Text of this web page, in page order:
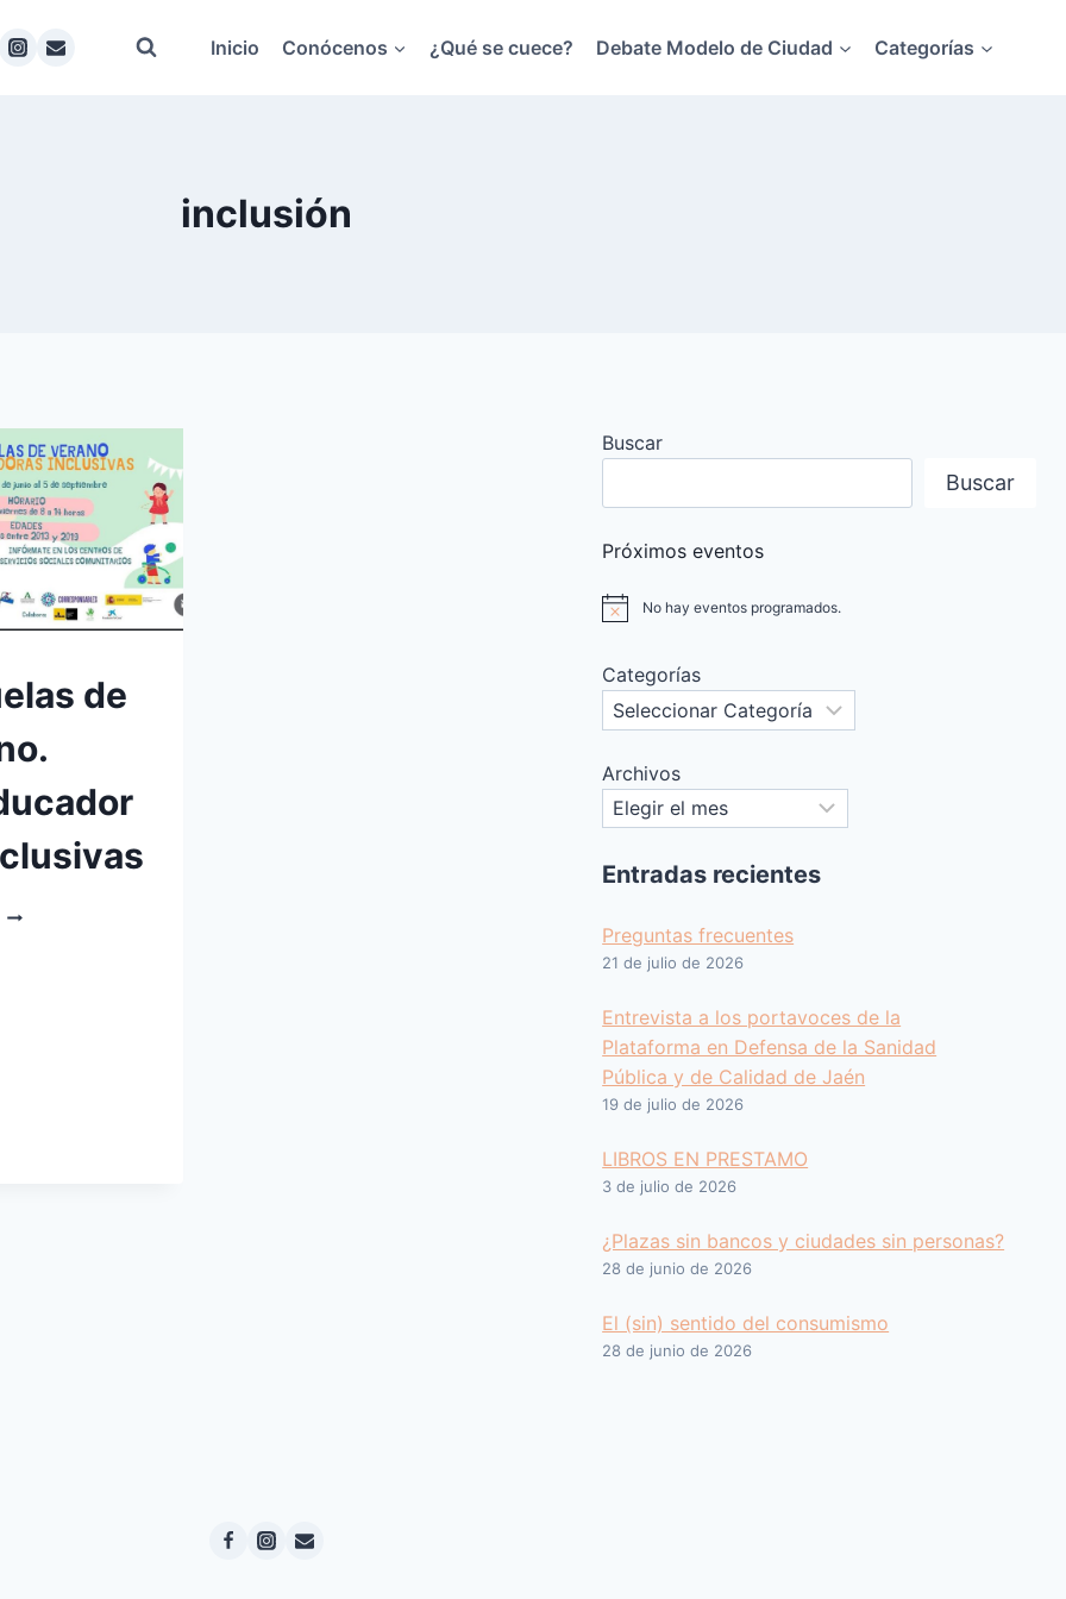
Inicio Conócenos ¿Qué se cuece? Debate Modelo de Ciudad Categorías
inclusión
de
Buscar
Buscar
Próximos eventos
Aviso No hay eventos programados.
Categorías
Archivos
Entradas recientes
Preguntas frecuentes
21 de julio de 2026
Entrevista a los portavoces de la
Plataforma en Defensa de la Sanidad
Pública y de Calidad de Jaén
19 de julio de 2026
LIBROS EN PRESTAMO
3 de julio de 2026
¿Plazas sin bancos y ciudades sin personas?
28 de junio de 2026
El (sin) sentido del consumismo
28 de junio de 2026